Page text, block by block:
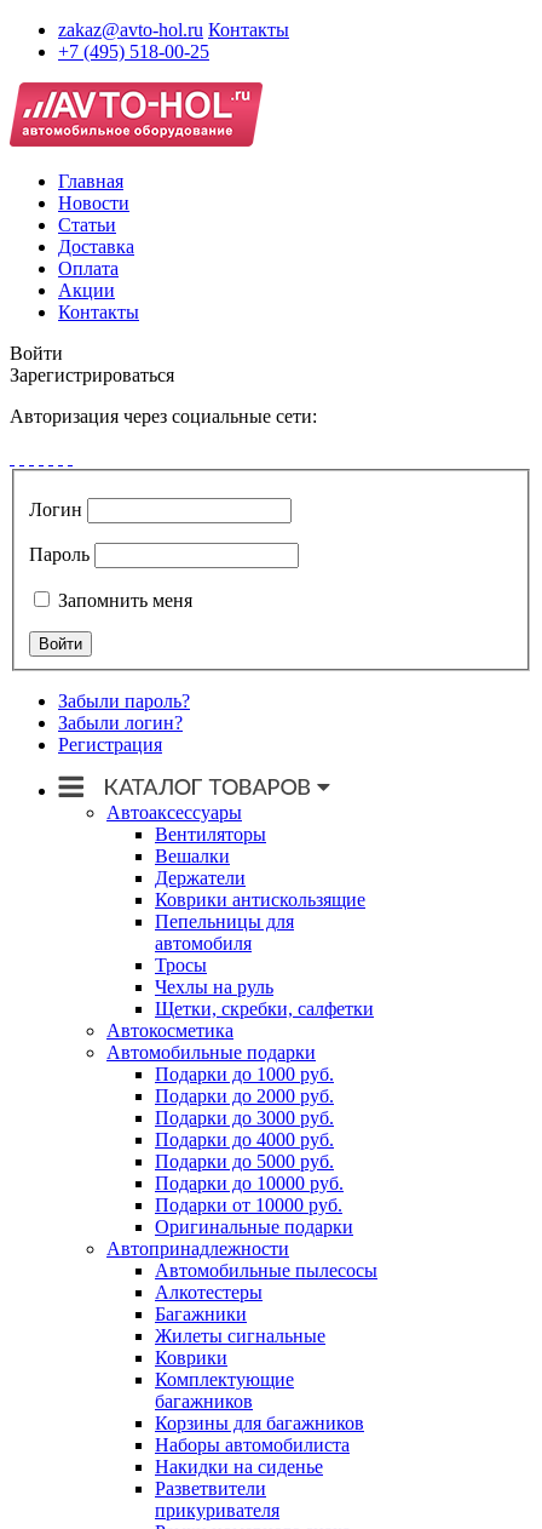
zakaz@avto-hol.ru Контакты
+7 (495) 518-00-25
Главная
Новости
Статьи
Доставка
Оплата
Акции
Контакты
Войти
Зарегистрироваться
Авторизация через социальные сети:
Логин
Пароль
Запомнить меня
Забыли пароль?
Забыли логин?
Регистрация
Автоаксессуары
Вентиляторы
Вешалки
Держатели
Коврики антискользящие
Пепельницы для
автомобиля
Тросы
Чехлы на руль
Щетки, скребки, салфетки
Автокосметика
Автомобильные подарки
Подарки до 1000 руб.
Подарки до 2000 руб.
Подарки до 3000 руб.
Подарки до 4000 руб.
Подарки до 5000 руб.
Подарки до 10000 руб.
Подарки от 10000 руб.
Оригинальные подарки
Автопринадлежности
Автомобильные пылесосы
Алкотестеры
Багажники
Жилеты сигнальные
Коврики
Комплектующие
багажников
Корзины для багажников
Наборы автомобилиста
Накидки на сиденье
Разветвители
прикуривателя